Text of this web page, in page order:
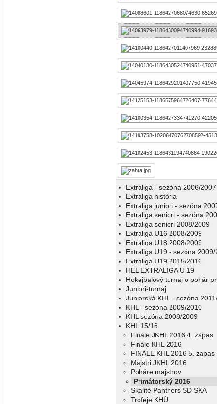
Extraliga - sezóna 2006/2007
Extraliga história
Extraliga juniori - sezóna
Extraliga seniori - sezóna
Extraliga seniori 2008/2009
Extraliga U16 2008/2009
Extraliga U18 2008/2009
Extraliga U19 - sezóna 2009/
Extraliga U19 2015/2016
HEL EXTRALIGA U 19
Hokejbalový turnaj o pohár
Juniori-turnaj
Juniorská KHL - sezóna
KHL - sezóna 2009/2010
KHL sezóna 2008/2009
KHL 15/16
Finále JKHL 2016 4. zápas
Finále KHL 2016
FINÁLE KHL 2016 5. zapas
Majstri JKHL 2016
Poháre majstrov
Primátorský 2016
Skalité Panthers SD SKA
Trofeje KHÚ